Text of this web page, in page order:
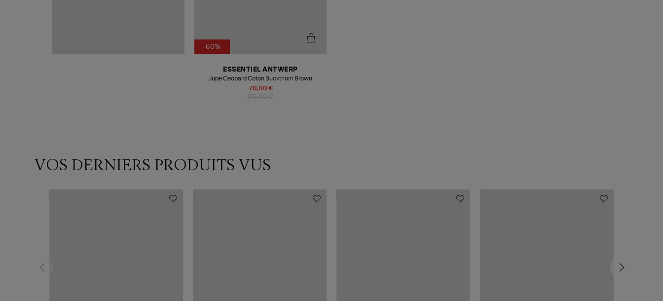
-60%
70,00 €
ESSENTIEL ANTWERP
Jupe Ceopard Coton Buckthorn Brown
VOS DERNIERS PRODUITS VUS